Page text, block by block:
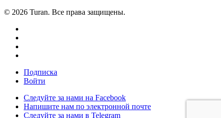
© 2026 Turan. Все права защищены.
Подписка
Войти
Следуйте за нами на Facebook
Напишите нам по электронной почте
Следуйте за нами в Telegram